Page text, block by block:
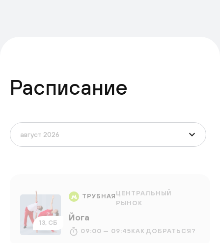
Расписание
13, СБ
ТРУБНАЯ ЦЕНТРАЛЬНЫЙ
РЫНОК
Йога
09:00 — 09:45КАК ДОБРАТЬСЯ?